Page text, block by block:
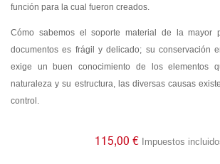
función para la cual fueron creados.
Cómo sabemos el soporte material de la
documentos es frágil y delicado; su conservación
exige un buen conocimiento de los elementos
naturaleza y su estructura, las diversas causas
control.
115,00 € Impuestos